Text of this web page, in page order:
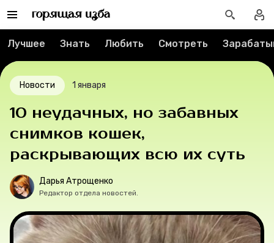
Спецпроекты
Вакансии
Контакты
О проекте
Мерч
О компании
Лучшее Знать Любить Смотреть
Новости 1 января
10 неудачных, но забавных
снимков кошек,
раскрывающих всю их суть
Дарья Атрощенко
Редактор отдела новостей.